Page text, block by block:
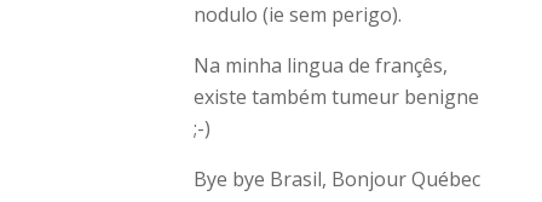
nodulo (ie sem perigo).
Na minha lingua de françês,
existe também tumeur benigne
;-)
Bye bye Brasil, Bonjour Québec